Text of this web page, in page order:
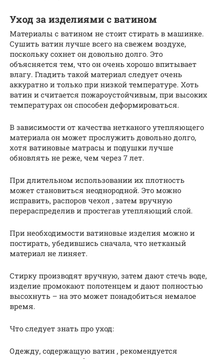
Уход за изделиями с ватином
Материалы с ватином не стоит стирать в машинке.
Сушить ватин лучше всего на свежем воздухе,
поскольку сохнет он довольно долго. Это
объясняется тем, что он очень хорошо впитывает
влагу. Гладить такой материал следует очень
аккуратно и только при низкой температуре. Хоть
ватин и считается пожароустойчивым, при высоких
температурах он способен деформироваться.
В зависимости от качества нетканого утепляющего
материала он может прослужить довольно долго,
хотя ватиновые матрасы и подушки лучше
обновлять не реже, чем через 7 лет.
При длительном использовании их плотность
может становиться неоднородной. Это можно
исправить, распоров чехол , затем вручную
перераспределив и простегав утепляющий слой.
При необходимости ватиновые изделия можно и
постирать, убедившись сначала, что нетканый
материал не линяет.
Стирку производят вручную, затем дают стечь воде,
изделие промокают полотенцем и дают полностью
высохнуть – на это может понадобиться немалое
время.
Что следует знать про уход:
Одежду, содержащую ватин , рекомендуется